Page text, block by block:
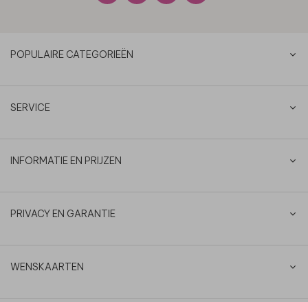
POPULAIRE CATEGORIEËN
SERVICE
INFORMATIE EN PRIJZEN
PRIVACY EN GARANTIE
WENSKAARTEN